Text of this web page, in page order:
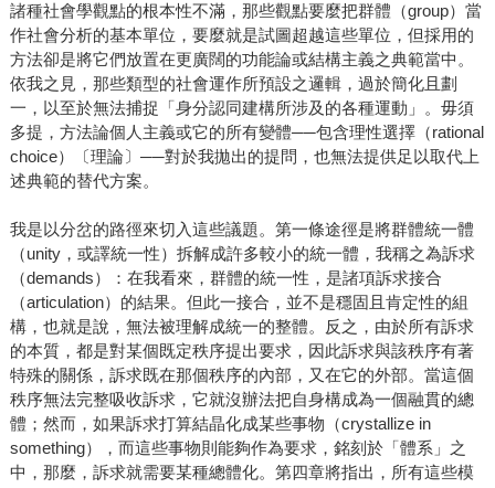
諸種社會學觀點的根本性不滿，那些觀點要麼把群體（group）當
作社會分析的基本單位，要麼就是試圖超越這些單位，但採用的
方法卻是將它們放置在更廣闊的功能論或結構主義之典範當中。
依我之見，那些類型的社會運作所預設之邏輯，過於簡化且劃
一，以至於無法捕捉「身分認同建構所涉及的各種運動」。毋須
多提，方法論個人主義或它的所有變體──包含理性選擇（rational
choice）〔理論〕──對於我拋出的提問，也無法提供足以取代上
述典範的替代方案。
我是以分岔的路徑來切入這些議題。第一條途徑是將群體統一體
（unity，或譯統一性）拆解成許多較小的統一體，我稱之為訴求
（demands）：在我看來，群體的統一性，是諸項訴求接合
（articulation）的結果。但此一接合，並不是穩固且肯定性的組
構，也就是說，無法被理解成統一的整體。反之，由於所有訴求
的本質，都是對某個既定秩序提出要求，因此訴求與該秩序有著
特殊的關係，訴求既在那個秩序的內部，又在它的外部。當這個
秩序無法完整吸收訴求，它就沒辦法把自身構成為一個融貫的總
體；然而，如果訴求打算結晶化成某些事物（crystallize in
something），而這些事物則能夠作為要求，銘刻於「體系」之
中，那麼，訴求就需要某種總體化。第四章將指出，所有這些模